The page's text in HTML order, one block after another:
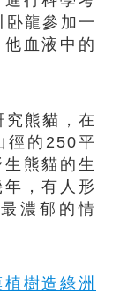
龍參加一
血液中的
熊貓，在
徑的250平
熊貓的生
，有人形
濃郁的情
樹造綠洲